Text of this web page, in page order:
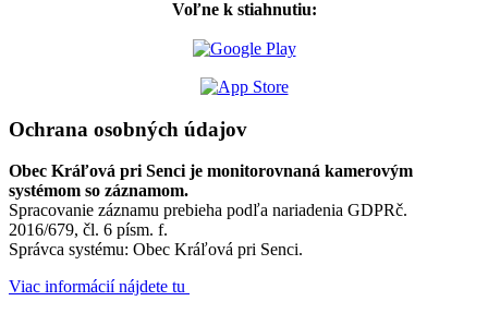
Voľne k stiahnutiu:
Ochrana osobných údajov
Obec Kráľová pri Senci je monitorovnaná kamerovým
systémom so záznamom.
Spracovanie záznamu prebieha podľa nariadenia GDPRč.
2016/679, čl. 6 písm. f.
Správca systému: Obec Kráľová pri Senci.
Viac informácií nájdete tu